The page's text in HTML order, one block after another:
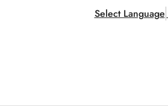
Select Language